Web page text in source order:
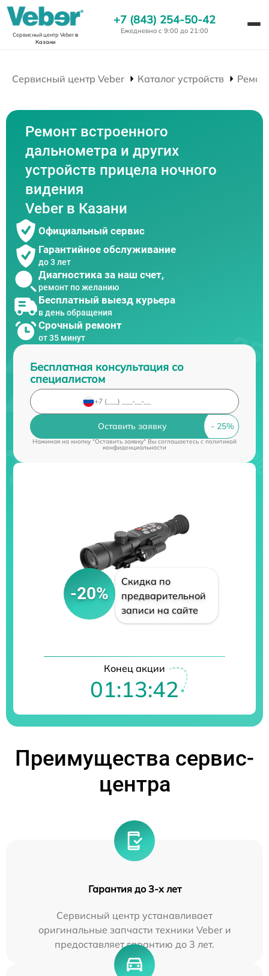
Сервисный центр Veberв
Казани
+7 (843) 254-50-42
Ежедневно с 9:00 до 21:00
Сервисный центр Veber Каталог устройств
Ремонт встроенного
дальнометра и других
устройств прицела ночного
видения
Veber в Казани
Официальный сервис
Гарантийное обслуживание
до 3 лет
Диагностика за наш счет,
ремонт по желанию
Бесплатный выезд курьера
в день обращения
Срочный ремонт
от 35 минут
Бесплатная консультация со
специалистом
Оставить заявку
Нажимая на кнопку "Оставить заявку" Вы соглашаетесь cполитикой
конфиденциальности
-20%
Скидка по
предварительной
записи на сайте
Конец акции
01:13:41
Преимущества сервис-
центра
Гарантия до 3-х лет
Сервисный центр устанавливает
оригинальные запчасти техники Veber и
предоставляет гарантию до 3 лет.